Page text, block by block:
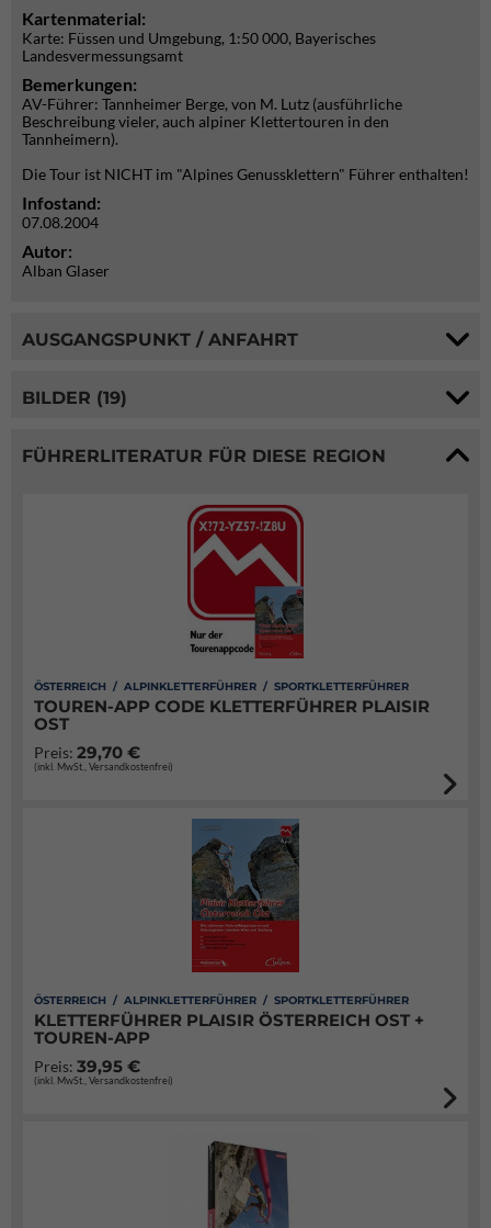
Kartenmaterial:
Karte: Füssen und Umgebung, 1:50 000, Bayerisches
Landesvermessungsamt
Bemerkungen:
AV-Führer: Tannheimer Berge, von M. Lutz (ausführliche
Beschreibung vieler, auch alpiner Klettertouren in den
Tannheimern).
Die Tour ist NICHT im "Alpines Genussklettern" Führer enthalten!
Infostand:
07.08.2004
Autor:
Alban Glaser
AUSGANGSPUNKT / ANFAHRT
BILDER (19)
FÜHRERLITERATUR FÜR DIESE REGION
ÖSTERREICH / ALPINKLETTERFÜHRER / SPORTKLETTERFÜHRER
TOUREN-APP CODE KLETTERFÜHRER PLAISIR
OST
Preis: 29,70 €
(inkl. MwSt., Versandkostenfrei)
ÖSTERREICH / ALPINKLETTERFÜHRER / SPORTKLETTERFÜHRER
KLETTERFÜHRER PLAISIR ÖSTERREICH OST +
TOUREN-APP
Preis: 39,95 €
(inkl. MwSt., Versandkostenfrei)